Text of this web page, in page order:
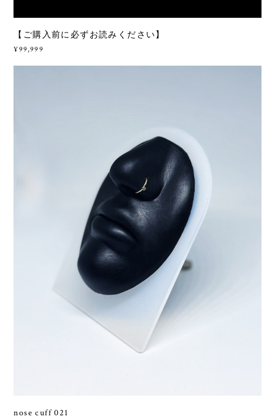
【ご購入前に必ずお読みください】
¥99,999
nose cuff 021